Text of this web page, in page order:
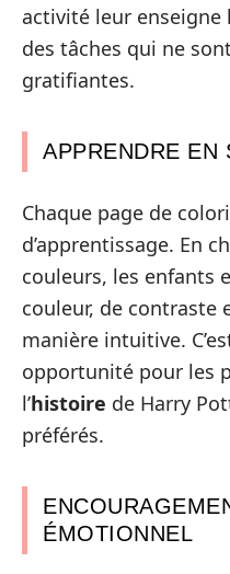
activité leur enseigne
des tâches qui ne
gratifiantes.
APPRENDRE EN
Chaque page de
d’apprentissage. En
couleurs, les enfants
couleur, de contraste
manière intuitive.
opportunité pour les
l’histoire de Harry
préférés.
ÉMOTIONNEL